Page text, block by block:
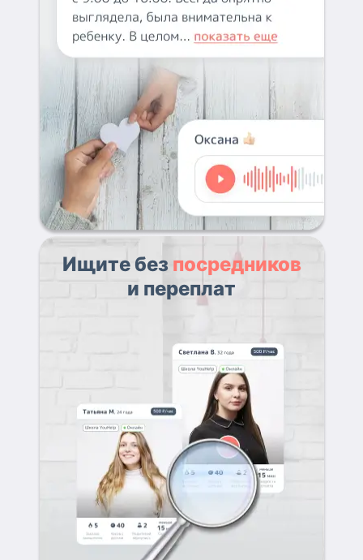
Ищите без посредников
и переплат